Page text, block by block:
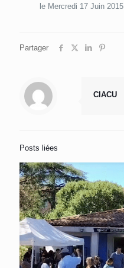
le Mercredi 17 Juin 2015
Partager
CIACU
Posts liées